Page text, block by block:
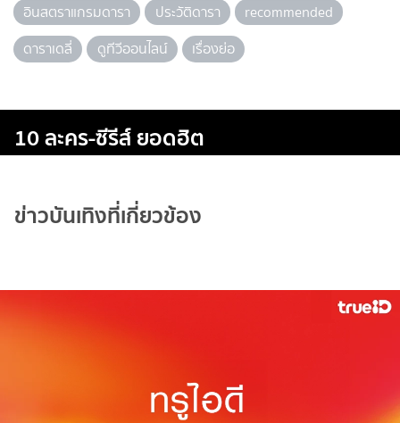
อินสตราแกรมดารา
ประวัติดารา
recommended
ดาราเดลี่
ดูทีวีออนไลน์ เรื่องย่อ
10 ละคร-ซีรีส์ ยอดฮิต
ข่าวบันเทิงที่เกี่ยวข้อง